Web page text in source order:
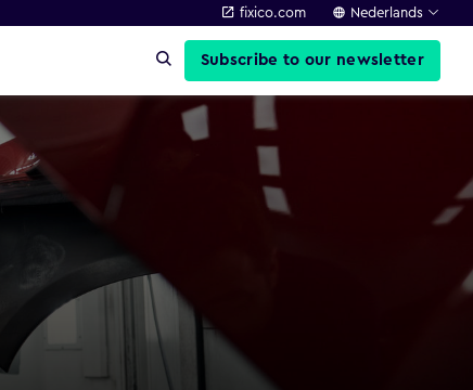
fixico.com Nederlands
Subscribe to our newsletter